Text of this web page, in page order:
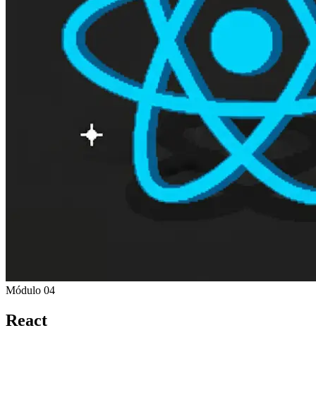
Módulo 04
React